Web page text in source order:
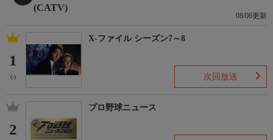
(CATV)
08/06更新
1
(-)
X-ファイル シーズン7～8
次回放送
2
プロ野球ニュース